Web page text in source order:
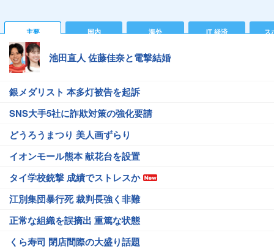
主要 国内 海外 IT 経済 ス
池田直人 佐藤佳奈と電撃結婚
銀メダリスト 本多灯被告を起訴
SNS大手5社に詐欺対策の強化要請
どうろうまつり 美人画ずらり
イオンモール熊本 献花台を設置
タイ学校銃撃 成績でストレスか
江別集団暴行死 裁判長強く非難
正常な組織を誤摘出 重篤な状態
くら寿司 閉店間際の大盛り話題